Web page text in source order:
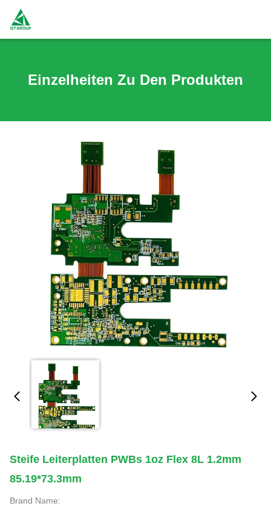
Einzelheiten Zu Den Produkten
Steife Leiterplatten PWBs 1oz Flex 8L 1.2mm
85.19*73.3mm
Brand Name: